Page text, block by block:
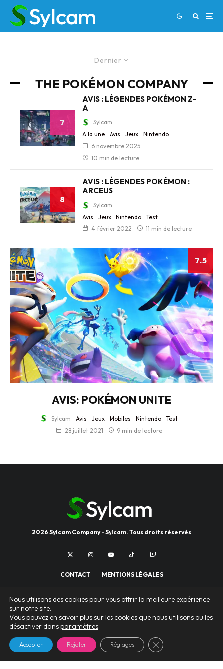
Dernier
THE POKÉMON COMPANY
7
AVIS : LÉGENDES POKÉMON Z-
A
Sylcam
A la une
Avis Jeux
Nintendo
6 novembre 2025
10 min de lecture
8
AVIS : LÉGENDES POKÉMON :
ARCEUS
Sylcam
Avis
Jeux Nintendo
Test
4 février 2022
11 min de lecture
7.5
AVIS: POKÉMON UNITE
Sylcam Avis Jeux Mobiles Nintendo
Test
28 juillet 2021
9 min de lecture
2026 Sylcam Company - Sylcam. Tous droits réservés
CONTACT MENTIONS LÉGALES
Nous utilisons des cookies pour vous offrir la meilleure expérience
sur notre site.
Vous pouvez en savoir plus sur les cookies que nous utilisons ou les
désactiver dansparamètres.
Accepter Rejeter Réglages FERMER LA